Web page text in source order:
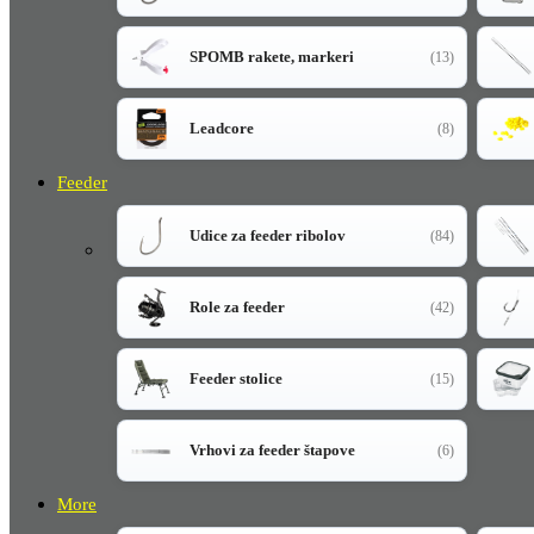
SPOMB rakete, markeri (13)
Leadcore (8)
Feeder
Udice za feeder ribolov (84)
Role za feeder (42)
Feeder stolice (15)
Vrhovi za feeder štapove (6)
More